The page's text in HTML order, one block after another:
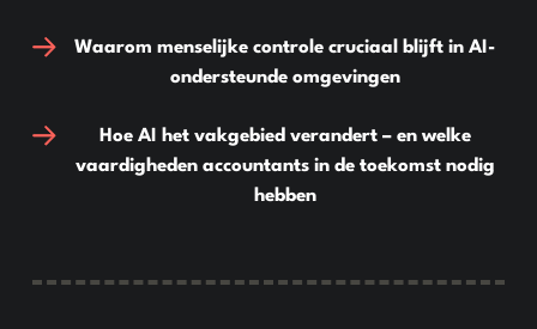
Waarom menselijke controle cruciaal blijft in AI-
ondersteunde omgevingen
Hoe AI het vakgebied verandert – en welke
vaardigheden accountants in de toekomst nodig
hebben